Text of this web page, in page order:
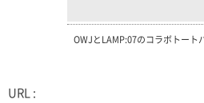
OWJとLAMP:07のコラボトート
URL :